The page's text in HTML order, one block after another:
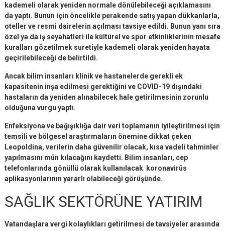
kademeli olarak yeniden normale dönülebileceği açıklamasını
da yaptı. Bunun için öncelikle perakende satış yapan dükkanlarla,
oteller ve resmi dairelerin açılması tavsiye edildi. Bunun yanı sıra
özel ya da iş seyahatleri ile kültürel ve spor etkinliklerinin mesafe
kuralları gözetilmek suretiyle kademeli olarak yeniden hayata
geçirilebileceği de belirtildi.
Ancak bilim insanları klinik ve hastanelerde gerekli ek
kapasitenin inşa edilmesi gerektiğini ve COVID-19 dışındaki
hastaların da yeniden alınabilecek hale getirilmesinin zorunlu
olduğuna vurgu yaptı.
Enfeksiyona ve bağışıklığa dair veri toplamanın iyileştirilmesi için
temsili ve bölgesel araştırmaların önemine dikkat çeken
Leopoldina, verilerin daha güvenilir olacak, kısa vadeli tahminler
yapılmasını mün kılacağını kaydetti. Bilim insanları, cep
telefonlarında gönüllü olarak kullanılacak koronavirüs
aplikasyonlarının yararlı olabileceği görüşünde.
SAĞLIK SEKTÖRÜNE YATIRIM
Vatandaşlara vergi kolaylıkları getirilmesi de tavsiyeler arasında